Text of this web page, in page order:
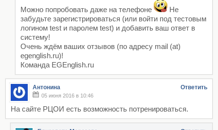
Можно попробовать даже на телефоне
Не
забудьте зарегистрироваться (или войти под тестовым
логином test и паролем test) и добавить ваш ответ в
систему!
Очень ждём ваших отзывов (по адресу mail (at)
egenglish.ru)!
Команда EGEnglish.ru
Антонина Ответить
05 июня 2016 в 10:46
На сайте РЦОИ есть возможность потренироваться.